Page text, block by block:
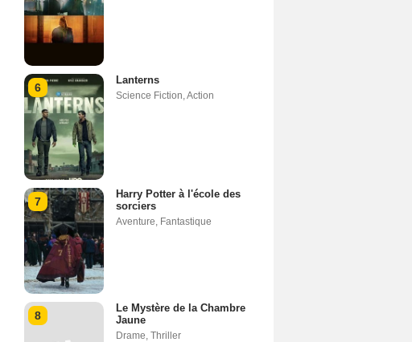
6
Lanterns
Science Fiction Action
7
Harry Potter à l'école des
sorciers
Aventure Fantastique
8
Le Mystère de la Chambre
Jaune
Drame Thriller